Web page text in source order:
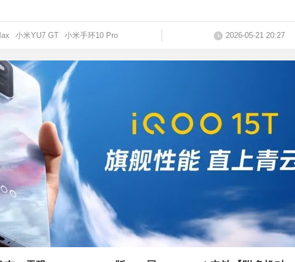
小米YU7 GT 小米手环10 Pro 2026-05-21 20:27